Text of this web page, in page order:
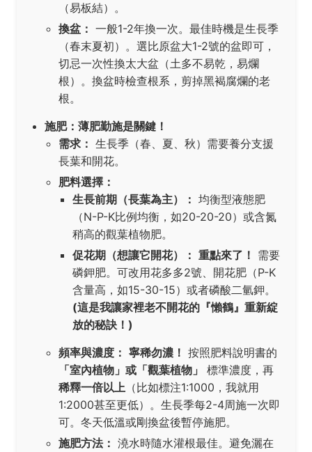
（易板結）。
換盆： 一般1-2年換一次。最佳時機是生長季
（春末夏初）。選比原盆大1-2號的盆即可，
切忌一次性換太大盆（土多不易乾，易爛
根）。換盆時檢查根系，剪掉黑褐腐爛的老
根。
施肥：薄肥勤施是關鍵！
需求： 生長季（春、夏、秋）需要養分支援
長葉和開花。
肥料選擇：
生長前期（長葉為主）： 均衡型液態肥
（N-P-K比例均衡，如20-20-20）或含氮
稍高的觀葉植物肥。
促花期（想讓它開花）： 重點來了！ 需要
磷鉀肥。可改用花多多2號、開花肥（P-K
含量高，如15-30-15）或者磷酸二氫鉀。
(這是我讓家裡老不開花的『懶鶴』重新綻
放的秘訣！)
頻率與濃度： 寧稀勿濃！ 按照肥料說明書的
「室內植物」或「觀葉植物」
標準濃度，再
稀釋一倍以上 （比如標注1:1000，我就用
1:2000甚至更低）。生長季每2-4周施一次即
可。冬天低溫或剛換盆後暫停施肥。
施肥方法： 澆水時隨水灌根最佳。避免灑在